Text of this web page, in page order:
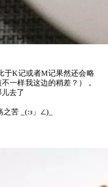
于K记或者M记果然还会略
一样我这边的稍差？），
去了
苦 _(:з」∠)_